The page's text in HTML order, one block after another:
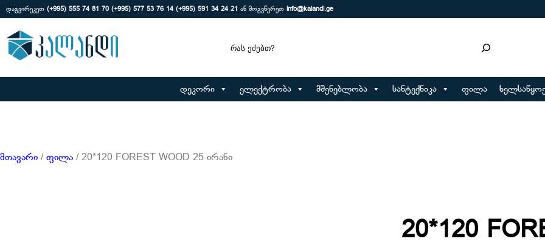
დაგვირეკეთ (+995) 555 74 81 70 (+995) 577 53 76 14 (+995) 591 34 24 21 ან მოგვწერეთ info@kalandi.ge
Search
დეკორი ელექტრობა მშენებლობა სანტექნიკა ფილა
მთავარი / ფილა / 20*120 FOREST WOOD 25 ირანი
20*120